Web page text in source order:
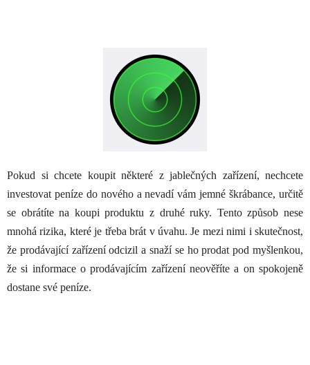
Pokud si chcete koupit některé z jablečných zařízení, nechcete
investovat peníze do nového a nevadí vám jemné škrábance, určitě
se obrátíte na koupi produktu z druhé ruky. Tento způsob nese
mnohá rizika, které je třeba brát v úvahu. Je mezi nimi i skutečnost,
že prodávající zařízení odcizil a snaží se ho prodat pod myšlenkou,
že si informace o prodávajícím zařízení neověříte a on spokojeně
dostane své peníze.